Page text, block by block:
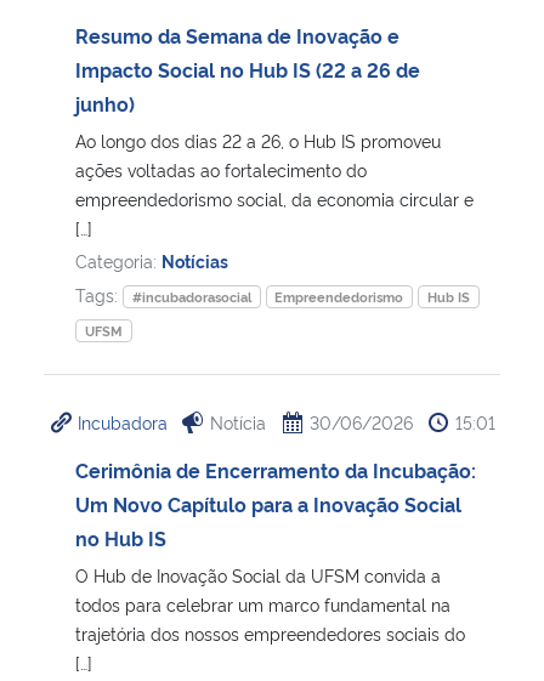
Resumo da Semana de Inovação e
Impacto Social no Hub IS (22 a 26 de
junho)
Ao longo dos dias 22 a 26, o Hub IS promoveu
ações voltadas ao fortalecimento do
empreendedorismo social, da economia circular e
[…]
Categoria: Notícias
Tags:
#incubadorasocial Empreendedorismo
Hub IS
UFSM
Incubadora Notícia 30/06/2026 15:01
Cerimônia de Encerramento da Incubação:
Um Novo Capítulo para a Inovação Social
no Hub IS
O Hub de Inovação Social da UFSM convida a
todos para celebrar um marco fundamental na
trajetória dos nossos empreendedores sociais do
[…]